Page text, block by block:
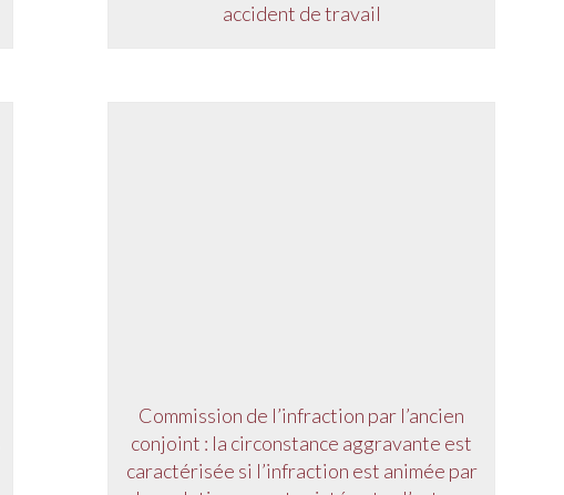
accident de travail
Commission de l’infraction par l’ancien
conjoint : la circonstance aggravante est
caractérisée si l’infraction est animée par